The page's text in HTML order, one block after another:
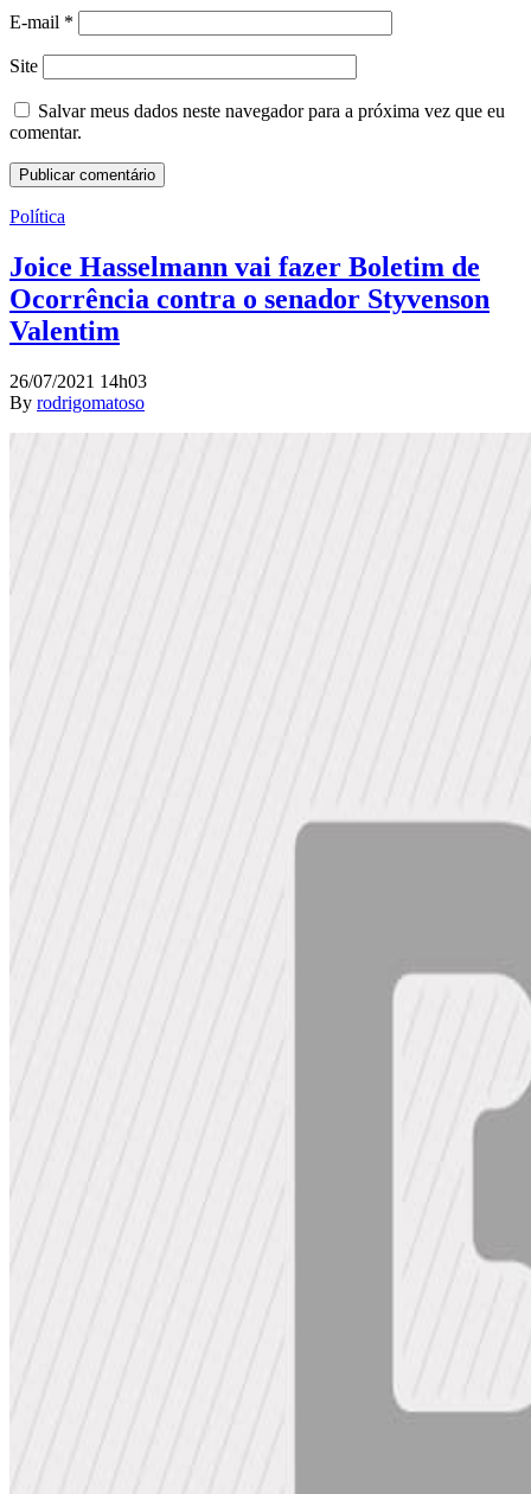
E-mail *
Site
Salvar meus dados neste navegador para a próxima vez que eu
comentar.
Política
Joice Hasselmann vai fazer Boletim de
Ocorrência contra o senador Styvenson
Valentim
26/07/2021 14h03
By rodrigomatoso